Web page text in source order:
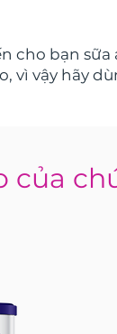
cho bạn
vì vậy hãy
của